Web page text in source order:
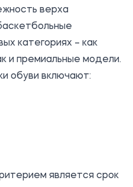
верха
категориях – как
и премиальные модели.
обуви включают:
является срок